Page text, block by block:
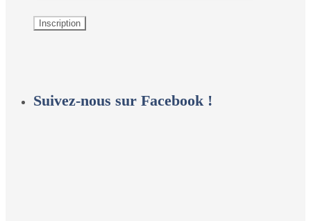
Suivez-nous sur Facebook !